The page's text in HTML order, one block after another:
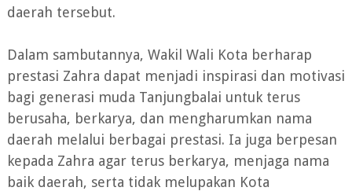
daerah tersebut.
Dalam sambutannya, Wakil Wali Kota berharap
prestasi Zahra dapat menjadi inspirasi dan motivasi
bagi generasi muda Tanjungbalai untuk terus
berusaha, berkarya, dan mengharumkan nama
daerah melalui berbagai prestasi. Ia juga berpesan
kepada Zahra agar terus berkarya, menjaga nama
baik daerah, serta tidak melupakan Kota